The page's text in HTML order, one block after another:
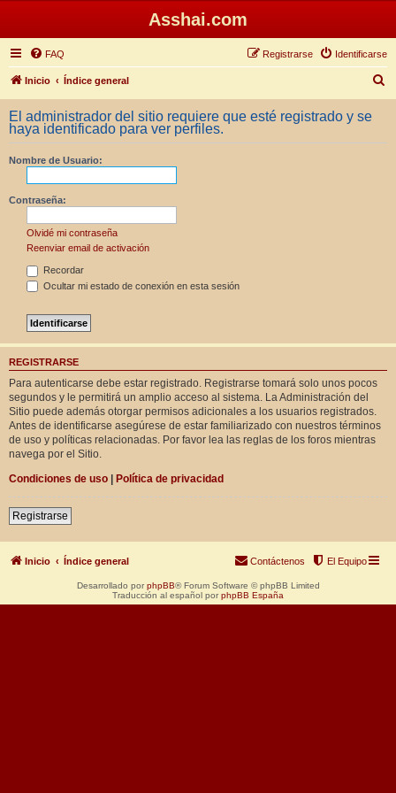
Asshai.com
FAQ Identificarse
Registrarse
Inicio Índice general
u
c
El administrador del sitio requiere que esté registrado y se
haya identificado para ver perfiles.
Nombre de Usuario:
Contraseña:
Olvidé mi contraseña
Reenviar email de activación
Recordar
Ocultar mi estado de conexión en esta sesión
REGISTRARSE
Para autenticarse debe estar registrado. Registrarse tomará solo unos pocos
segundos y le permitirá un amplio acceso al sistema. La Administración del
Sitio puede además otorgar permisos adicionales a los usuarios registrados.
Antes de identificarse asegúrese de estar familiarizado con nuestros términos
de uso y políticas relacionadas. Por favor lea las reglas de los foros mientras
navega por el Sitio.
Condiciones de uso | Política de privacidad
Registrarse
Inicio Índice general El Equipo
Contáctenos
Desarrollado por phpBB® Forum Software © phpBB Limited
Traducción al español por phpBB España